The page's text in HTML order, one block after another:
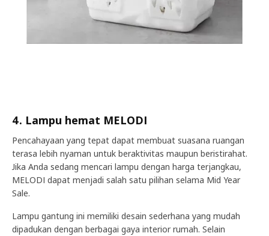
4. Lampu hemat MELODI
Pencahayaan yang tepat dapat membuat suasana ruangan
terasa lebih nyaman untuk beraktivitas maupun beristirahat.
Jika Anda sedang mencari lampu dengan harga terjangkau,
MELODI dapat menjadi salah satu pilihan selama Mid Year
Sale.
Lampu gantung ini memiliki desain sederhana yang mudah
dipadukan dengan berbagai gaya interior rumah. Selain